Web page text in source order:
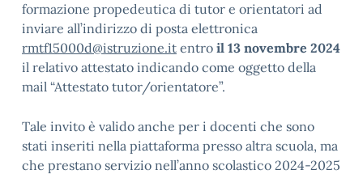
formazione propedeutica di tutor e orientatori ad
inviare all’indirizzo di posta elettronica
rmtf15000d@istruzione.it entro il 13 novembre 2024
il relativo attestato indicando come oggetto della
mail “Attestato tutor/orientatore”.
Tale invito è valido anche per i docenti che sono
stati inseriti nella piattaforma presso altra scuola, ma
che prestano servizio nell’anno scolastico 2024-2025